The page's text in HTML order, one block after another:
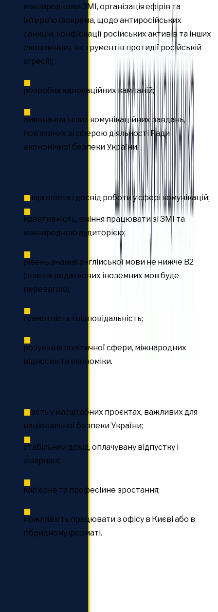
міжнародними ЗМІ, організація ефірів та
інтерв’ю (зокрема, щодо антиросійських
санкцій, конфіскації російських активів та інших
економічних інструментів протидії російській
агресії);
розробка адвокаційних кампаній;
виконання інших комунікаційних завдань,
пов’язаних зі сферою діяльності Ради
економічної безпеки України.
вища освіта і досвід роботи у сфері комунікацій;
креативність, вміння працювати зі ЗМІ та
міжнародною аудиторією;
рівень знання англійської мови не нижче B2
(знання додаткових іноземних мов буде
перевагою);
грамотність і відповідальність;
розуміння політичної сфери, міжнародних
відносин та економіки.
участь у масштабних проєктах, важливих для
національної безпеки України;
стабільний дохід, оплачувану відпустку і
лікарняні;
кар’єрне та професійне зростання;
можливість працювати з офісу в Києві або в
гібридному форматі.